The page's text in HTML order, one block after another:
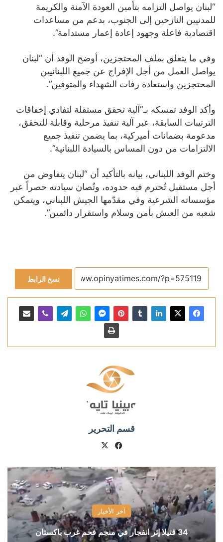
“لبنان يواصل التزامه بتأمين العودة الآمنة والكريمة
للمدنيين النازحين إلى الجنوب، بدعم من مساعدات
اقتصادية فاعلة وجهود إعادة إعمار مستدامة”.
وفي ما يتعلق بملف المحتجزين، أوضح الوفد أن “لبنان
يواصل العمل من أجل الإفراج عن جميع اللبنانيين
المحتجزين واستعادة رفات الشهداء والمتوفين”.
وأكد الوفد تمسكه بـ”آلية تحقق مستقلة لتفادي إخفاقات
الترتيبات السابقة، عبر آلية تنفيذ مرحلية وقابلة للتحقق،
مدعومة بضمانات أميركية، بما يضمن تنفيذ جميع
الالتزامات من دون المساس بالسيادة اللبنانية”.
وختم الوفد اللبناني، بيانه بالتأكيد أن “لبنان يتفاوض من
أجل مستقبل تُحترم فيه حدوده، وتُصان سيادته حصراً عبر
مؤسساته الشرعية وفي مقدّمها الجيش اللبناني، ويتمكن
شعبه من العيش بأمن وسلام واستقرار دائمين”.
نسخ الرابط
قسم التحرير
فيسبوك
آخر الأخبار
34 قتيلا إثر انفجار في منجم فحم غرب باكستان